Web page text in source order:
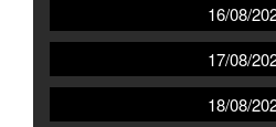
16/08/
17/08/
18/08/